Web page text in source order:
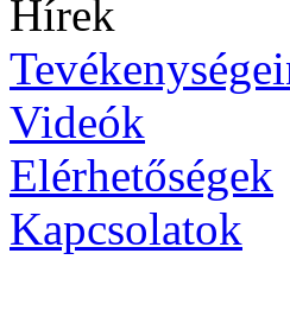
Hírek
Videók
Elérhetőségek
Kapcsolatok